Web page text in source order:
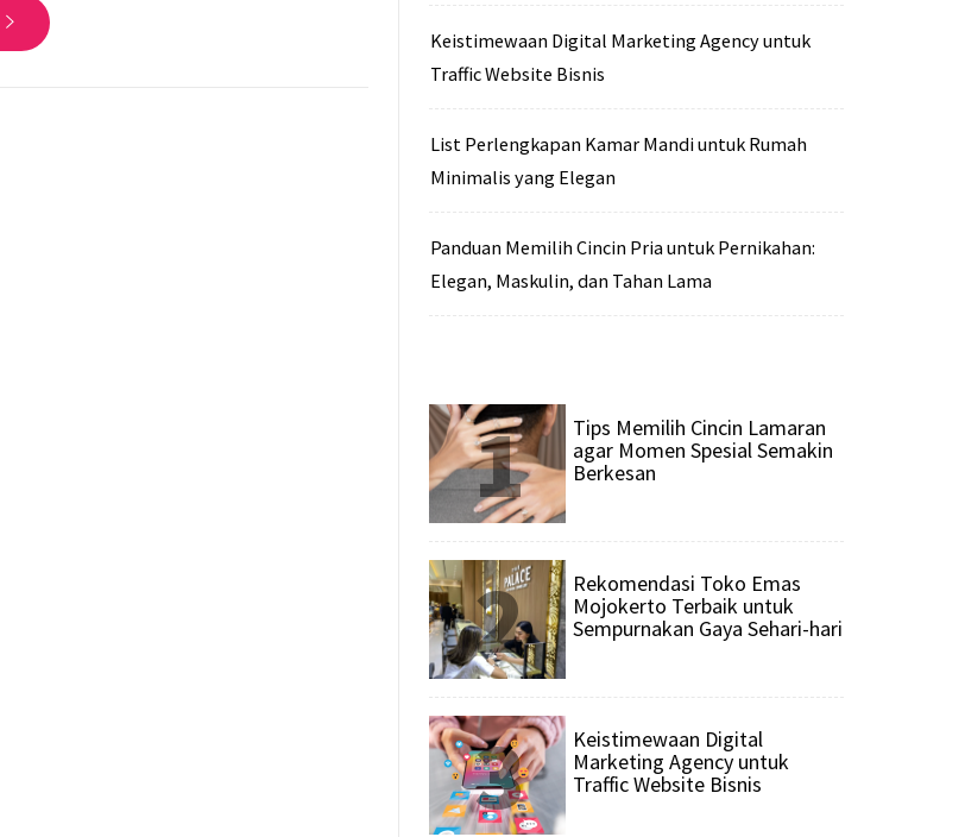
Keistimewaan Digital Marketing Agency untuk
Traffic Website Bisnis
List Perlengkapan Kamar Mandi untuk Rumah
Minimalis yang Elegan
Panduan Memilih Cincin Pria untuk Pernikahan:
Elegan, Maskulin, dan Tahan Lama
1
Tips Memilih Cincin Lamaran
agar Momen Spesial Semakin
Berkesan
2
Rekomendasi Toko Emas
Mojokerto Terbaik untuk
Sempurnakan Gaya Sehari-hari
3
Keistimewaan Digital
Marketing Agency untuk
Traffic Website Bisnis